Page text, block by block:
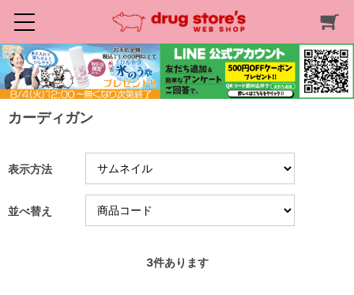
カーディガン
表示方法
並べ替え
3件あります